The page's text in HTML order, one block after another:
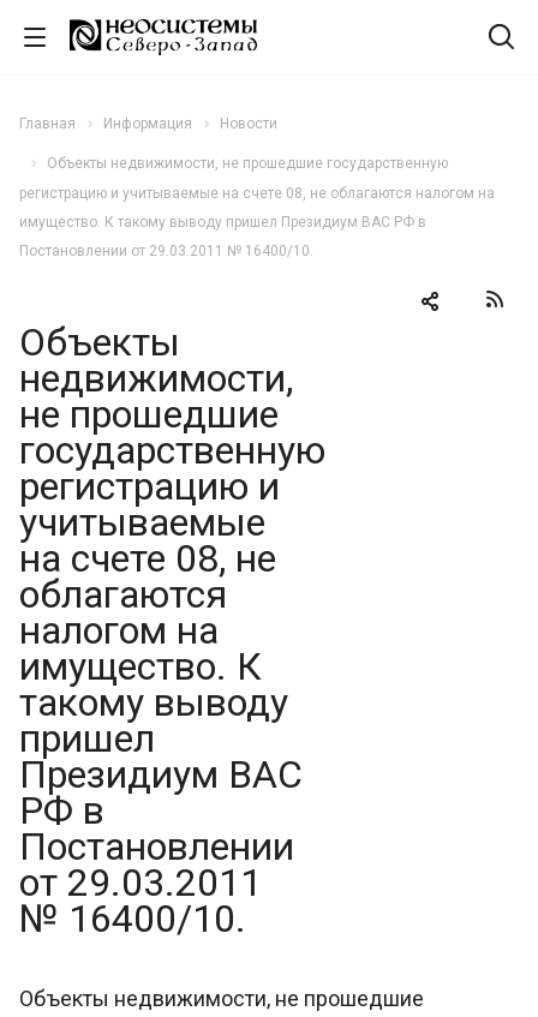
Главная Информация Новости
Объекты недвижимости, не прошедшие государственную
регистрацию и учитываемые на счете 08, не облагаются налогом на
имущество. К такому выводу пришел Президиум ВАС РФ в
Постановлении от 29.03.2011 № 16400/10.
Объекты
недвижимости,
не прошедшие
государственную
регистрацию и
учитываемые
на счете 08, не
облагаются
налогом на
имущество. К
такому выводу
пришел
Президиум ВАС
РФ в
Постановлении
от 29.03.2011
№ 16400/10.
Объекты недвижимости, не прошедшие